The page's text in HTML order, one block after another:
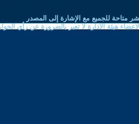
متاحة للجميع مع الإشارة إلى المصدر
هيئة الادارة لا تعبر بالضرورة عن رأي